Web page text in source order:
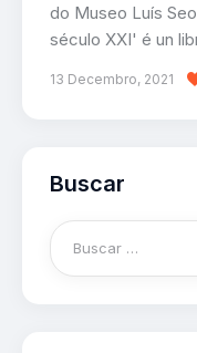
do Museo Luís
século XXI' é un
13 Decembro, 2021
Buscar